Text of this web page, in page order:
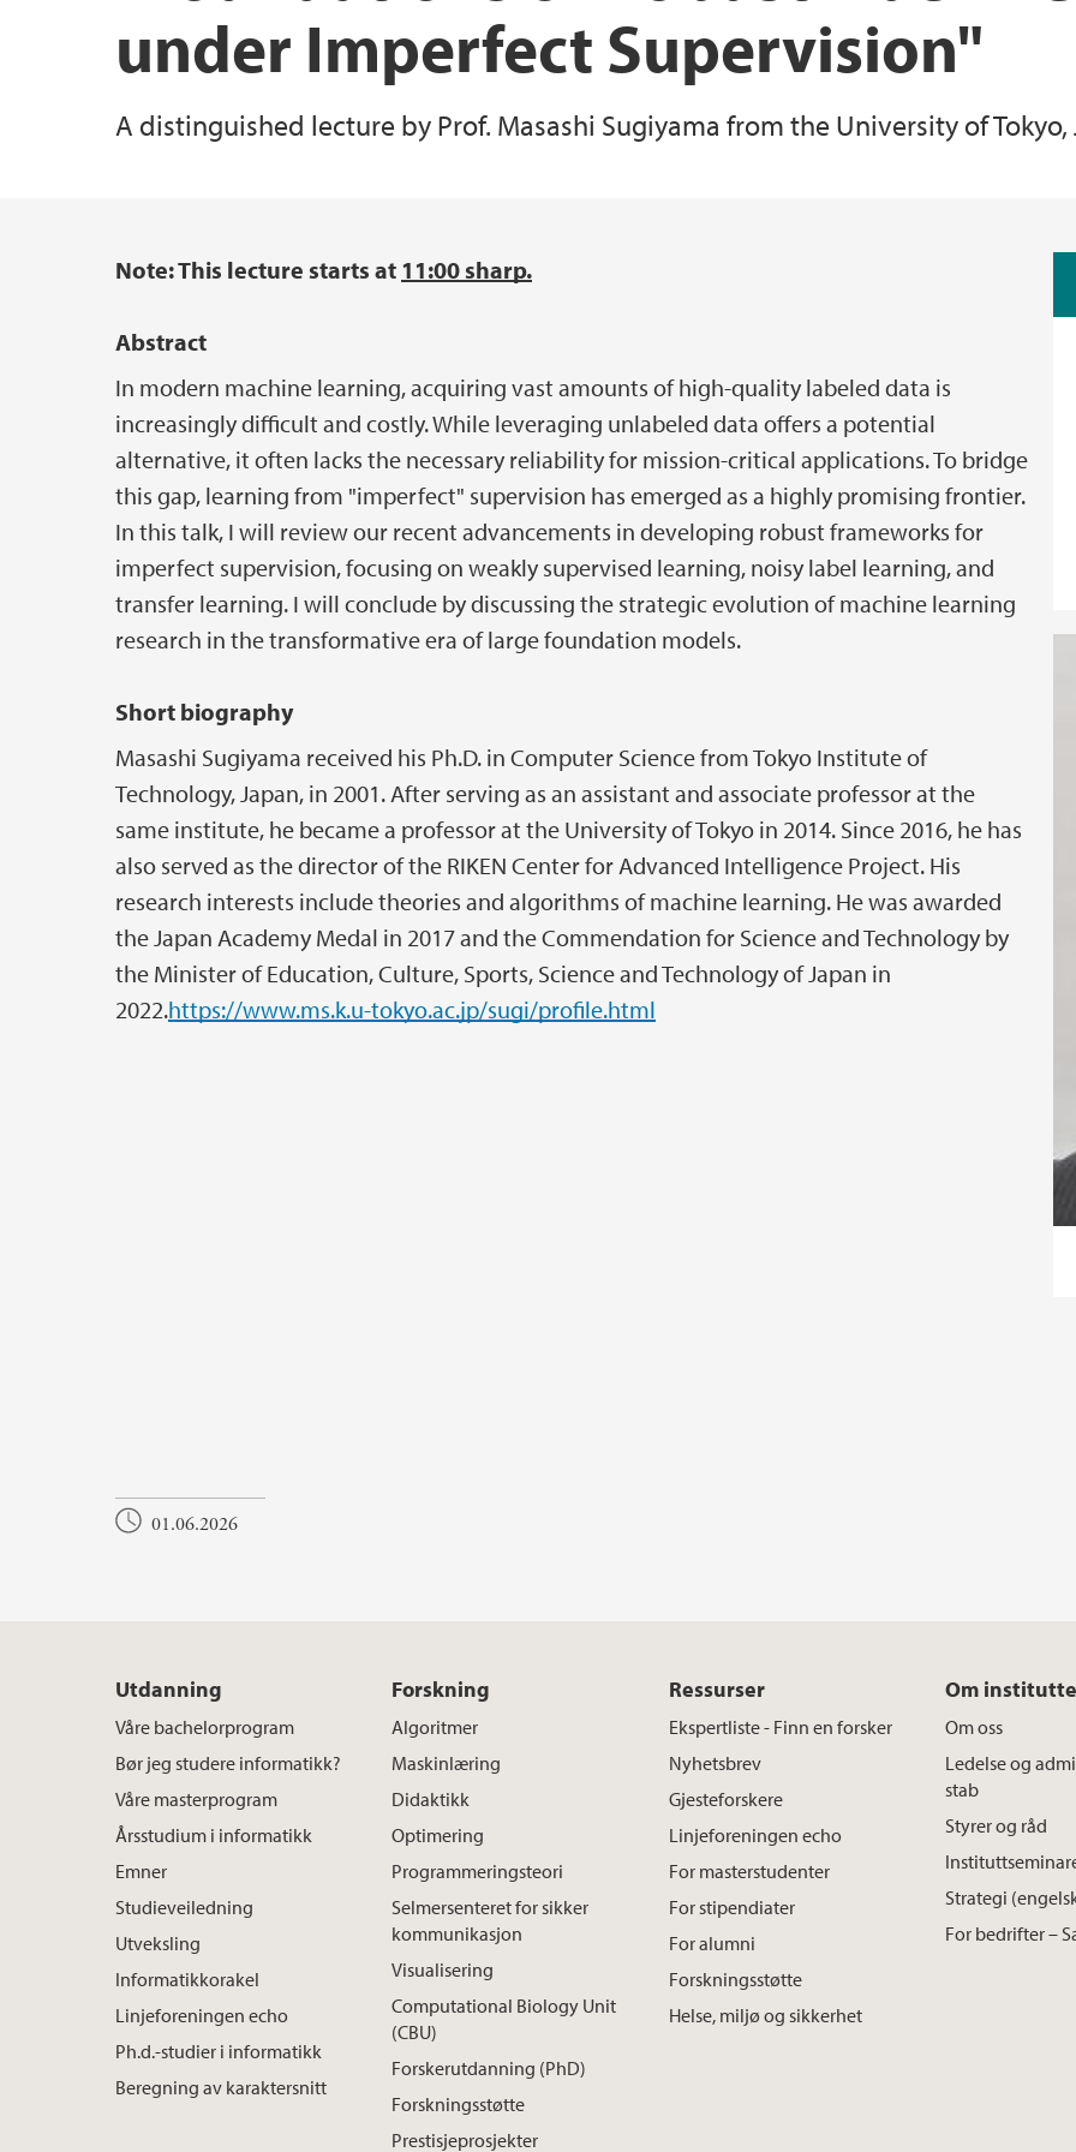
Utveksling Informatikkorakel
Linjeforeningen echo Ph.d.-studier i
Visualisering Computational
Forskerutdanning (PhD) Forskningsstøtte
UiB Kvante
For alumni Forskningsstøtte
Helse, miljø og sikkerhet
under Imperfect Supervision"
A distinguished lecture by Prof. Masashi Sugiyama from the University of Tokyo,
Hovedinnhold
Note: This lecture starts at 11:00 sharp.
Abstract
In modern machine learning, acquiring vast amounts of high-quality labeled data is
increasingly difficult and costly. While leveraging unlabeled data offers a potential
alternative, it often lacks the necessary reliability for mission-critical applications. To bridge
this gap, learning from "imperfect" supervision has emerged as a highly promising frontier.
In this talk, I will review our recent advancements in developing robust frameworks for
imperfect supervision, focusing on weakly supervised learning, noisy label learning, and
transfer learning. I will conclude by discussing the strategic evolution of machine learning
research in the transformative era of large foundation models.
Short biography
Masashi Sugiyama received his Ph.D. in Computer Science from Tokyo Institute of
Technology, Japan, in 2001. After serving as an assistant and associate professor at the
same institute, he became a professor at the University of Tokyo in 2014. Since 2016, he has
also served as the director of the RIKEN Center for Advanced Intelligence Project. His
research interests include theories and algorithms of machine learning. He was awarded
the Japan Academy Medal in 2017 and the Commendation for Science and Technology by
the Minister of Education, Culture, Sports, Science and Technology of Japan in
2022.https://www.ms.k.u-tokyo.ac.jp/sugi/profile.html
01.06.2026
Utdanning
Våre bachelorprogram
Bør jeg studere informatikk?
Våre masterprogram
Årsstudium i informatikk
Emner
Studieveiledning
Utveksling
Informatikkorakel
Linjeforeningen echo
Ph.d.-studier i informatikk
Beregning av karaktersnitt
Forskning
Algoritmer
Maskinlæring
Didaktikk
Optimering
Programmeringsteori
Selmersenteret for sikker
kommunikasjon
Visualisering
Computational Biology Unit
(CBU)
Forskerutdanning (PhD)
Forskningsstøtte
Prestisjeprosjekter
Ressurser
Ekspertliste - Finn en forsker
Nyhetsbrev
Gjesteforskere
Linjeforeningen echo
For masterstudenter
For stipendiater
For alumni
Forskningsstøtte
Helse, miljø og sikkerhet
Om
Om oss
Ledelse og
stab
Styrer og råd
Strategi
For bedrifter –